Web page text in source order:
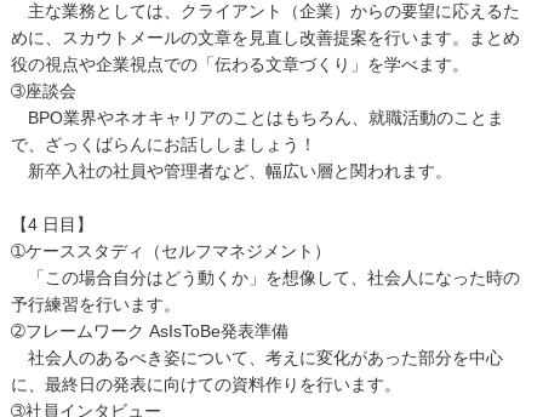
主な業務としては、クライアント（企業）からの要望に応えるた
めに、スカウトメールの文章を見直し改善提案を行います。まとめ
役の視点や企業視点での「伝わる文章づくり」を学べます。
➂座談会
BPO業界やネオキャリアのことはもちろん、就職活動のことま
で、ざっくばらんにお話ししましょう！
新卒入社の社員や管理者など、幅広い層と関われます。
【4 日目】
➀ケーススタディ（セルフマネジメント）
「この場合自分はどう動くか」を想像して、社会人になった時の
予行練習を行います。
➁フレームワーク AsIsToBe発表準備
社会人のあるべき姿について、考えに変化があった部分を中心
に、最終日の発表に向けての資料作りを行います。
➂社員インタビュー